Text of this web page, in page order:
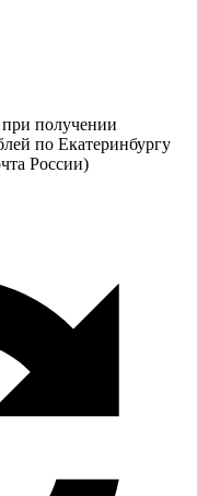
получении
по Екатеринбургу
России)